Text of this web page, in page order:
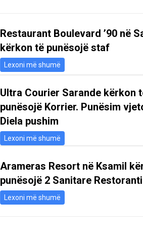
Restaurant Boulevard ’90 në
kërkon të punësojë staf
Lexoni më shumë
Ultra Courier Sarande kërkon
punësojë Korrier. Punësim
Diela pushim
Lexoni më shumë
Arameras Resort në Ksamil
punësojë 2 Sanitare Restoranti
Lexoni më shumë